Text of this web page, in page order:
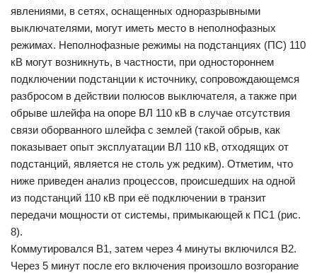
явлениями, в сетях, оснащенных одноразрывными
выключателями, могут иметь место в неполнофазных
режимах. Неполнофазные режимы на подстанциях (ПС) 110
кВ могут возникнуть, в частности, при одностороннем
подключении подстанции к источнику, сопровождающемся
разбросом в действии полюсов выключателя, а также при
обрыве шлейфа на опоре ВЛ 110 кВ в случае отсутствия
связи оборванного шлейфа с землей (такой обрыв, как
показывает опыт эксплуатации ВЛ 110 кВ, отходящих от
подстанций, является не столь уж редким). Отметим, что
ниже приведен анализ процессов, происшедших на одной
из подстанций 110 кВ при её подключении в транзит
передачи мощности от системы, примыкающей к ПС1 (рис.
8).
Коммутировался В1, затем через 4 минуты включился В2.
Через 5 минут после его включения произошло возгорание